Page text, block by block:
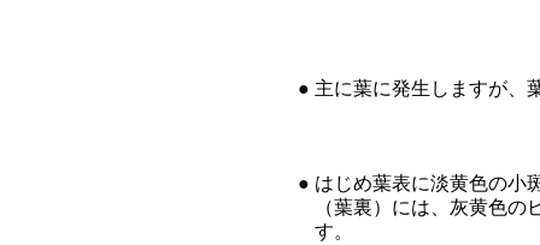
● 主に葉に発生しますが、
● はじめ葉表に淡黄色の小
（葉裏）には、灰黄色
す。